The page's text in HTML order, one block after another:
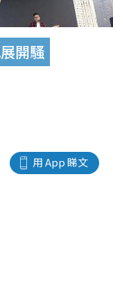
開騷
用 App 睇文